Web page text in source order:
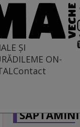
ȘI
DILEME ON-
Contact